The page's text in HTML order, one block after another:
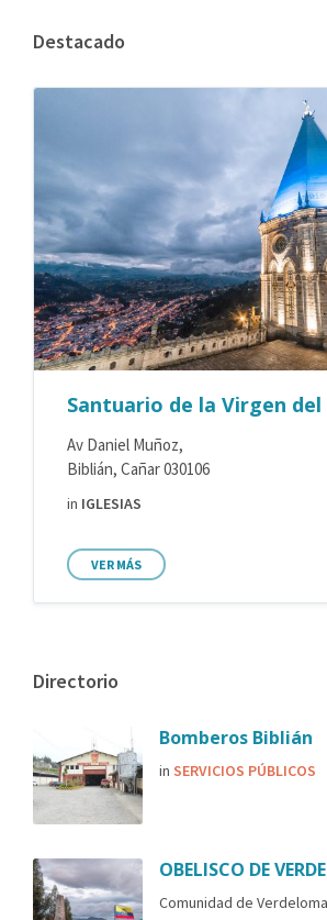
Destacado
Santuario de la Virgen del
Av Daniel Muñoz,
Biblián, Cañar 030106
in IGLESIAS
VER MÁS
Directorio
Bomberos Biblián
in SERVICIOS PÚBLICOS
OBELISCO DE
Comunidad de Verdeloma